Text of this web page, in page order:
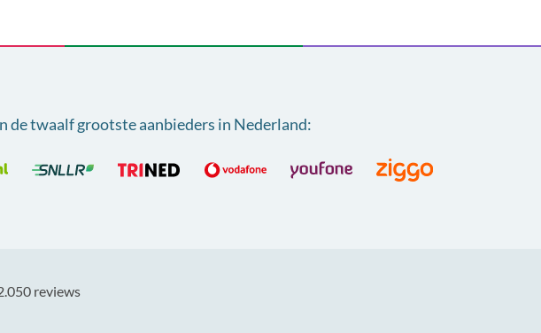
de twaalf grootste aanbieders in Nederland:
reviews